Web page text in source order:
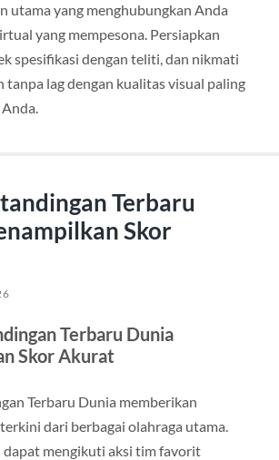
utama yang menghubungkan Anda
yang mempesona. Persiapkan
spesifikasi dengan teliti, dan nikmati
tanpa lag dengan kualitas visual paling
Terbaru
Skor
Terbaru Dunia
Skor Akurat
Terbaru Dunia memberikan
dari berbagai olahraga utama.
dapat mengikuti aksi tim favorit